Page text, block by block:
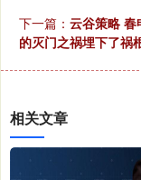
下一篇： 云谷策略 春
的灭门之祸埋下了祸
相关文章